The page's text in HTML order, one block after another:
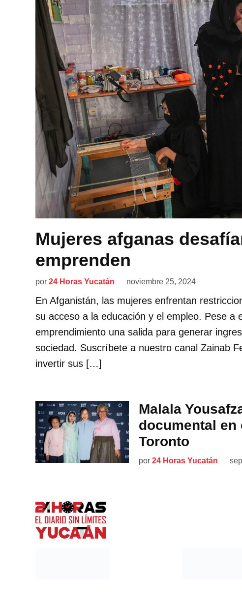
Mujeres afganas
emprenden
por 24 Horas Yucatán noviembre 25, 2024
En Afganistán, las mujeres enfrentan
su acceso a la educación y el empleo. Pese a
emprendimiento una salida para generar
sociedad. Suscríbete a nuestro canal Zainab
invertir sus […]
Malala
documental en
Toronto
por 24 Horas Yucatán